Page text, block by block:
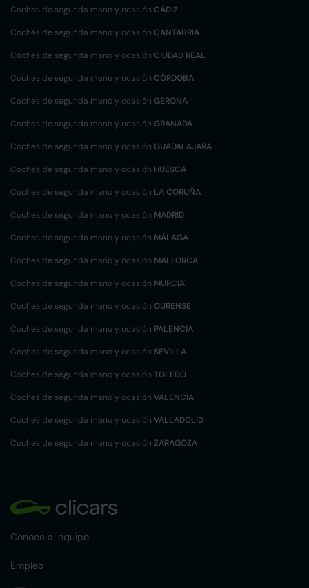
Coches de segunda mano y ocasión CÁDIZ
Coches de segunda mano y ocasión CANTABRIA
Coches de segunda mano y ocasión CIUDAD REAL
Coches de segunda mano y ocasión CÓRDOBA
Coches de segunda mano y ocasión GERONA
Coches de segunda mano y ocasión GRANADA
Coches de segunda mano y ocasión GUADALAJARA
Coches de segunda mano y ocasión HUESCA
Coches de segunda mano y ocasión LA CORUÑA
Coches de segunda mano y ocasión MADRID
Coches de segunda mano y ocasión MÁLAGA
Coches de segunda mano y ocasión MALLORCA
Coches de segunda mano y ocasión MURCIA
Coches de segunda mano y ocasión OURENSE
Coches de segunda mano y ocasión PALENCIA
Coches de segunda mano y ocasión SEVILLA
Coches de segunda mano y ocasión TOLEDO
Coches de segunda mano y ocasión VALENCIA
Coches de segunda mano y ocasión VALLADOLID
Coches de segunda mano y ocasión ZARAGOZA
Conoce al equipo
Empleo